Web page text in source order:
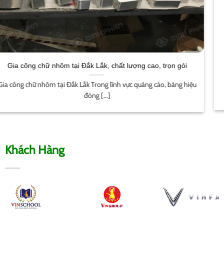
Dịch vụ in ấn tại Buôn Ma Thuột trọn gói, giá rẻ, chất lượng
Dịch vụ in ấn tại Buôn Ma Thuột Giới thiệu dịch vụ in ấn tại [...]
Khách Hàng